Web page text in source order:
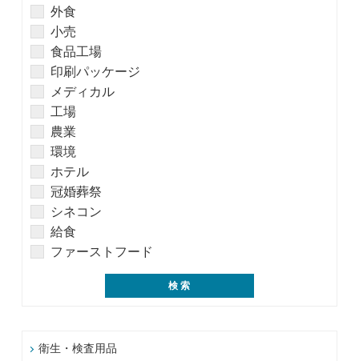
外食
小売
食品工場
印刷パッケージ
メディカル
工場
農業
環境
ホテル
冠婚葬祭
シネコン
給食
ファーストフード
衛生・検査用品